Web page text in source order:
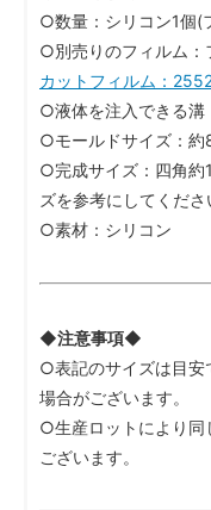
○数量：シリコン1個(
○別売りのフィルム：
カットフィルム：
○液体を注入できる溝
○モールドサイズ：
○完成サイズ：四角約
ズを参考にしてくださ
○素材：シリコン
◆注意事項◆
○表記のサイズは目安
場合がございます。
○生産ロットにより同
ございます。